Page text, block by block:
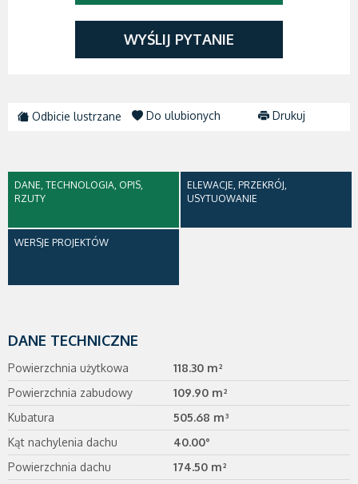
WYŚLIJ PYTANIE
Odbicie lustrzane Do ulubionych Drukuj
DANE, TECHNOLOGIA, OPIS,
RZUTY
ELEWACJE, PRZEKRÓJ,
USYTUOWANIE
WERSJE PROJEKTÓW
DANE TECHNICZNE
Powierzchnia użytkowa
118.30 m²
Powierzchnia zabudowy
109.90 m²
Kubatura
505.68 m³
Kąt nachylenia dachu
40.00°
Powierzchnia dachu
174.50 m²